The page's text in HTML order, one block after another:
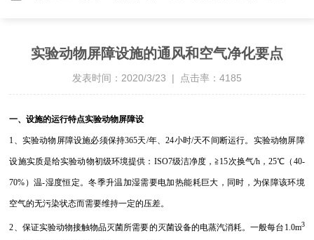
实验动物屏障设施的通风和空气净化要点
发表时间：2020/3/23 | 点击率：4185
一、设施的运行特点实验动物屏障设
1、实验动物屏障设施必须保持365天/年、24小时/天不间断运行。实验动物屏障
设施实质是给实验动物初级环境提供：ISO7级洁净度，≧15次换气/h，25℃（40-
70%）温-湿度恒定。冬季升温加湿需要电加热能耗巨大，同时，为保障该环境
空气的无污染状态而需要维持一定的压差。
2、保证实验动物接触物品灭菌所需要的灭菌设备的电蒸汽消耗。一般每台1.0m3